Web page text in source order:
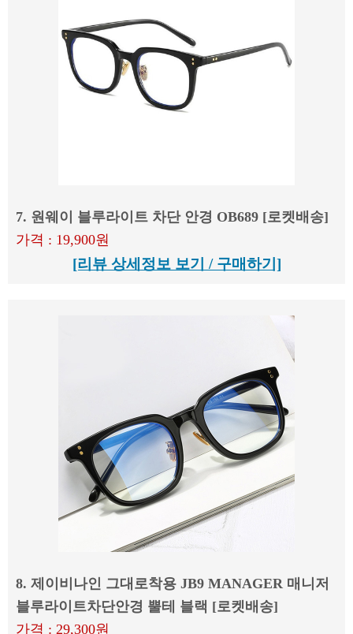
7. 원웨이 블루라이트 차단 안경 OB689 [로켓배송]
가격 : 19,900원
[리뷰 상세정보 보기 / 구매하기]
8. 제이비나인 그대로착용 JB9 MANAGER 매니저
블루라이트차단안경 뿔테 블랙 [로켓배송]
가격 : 29,300원